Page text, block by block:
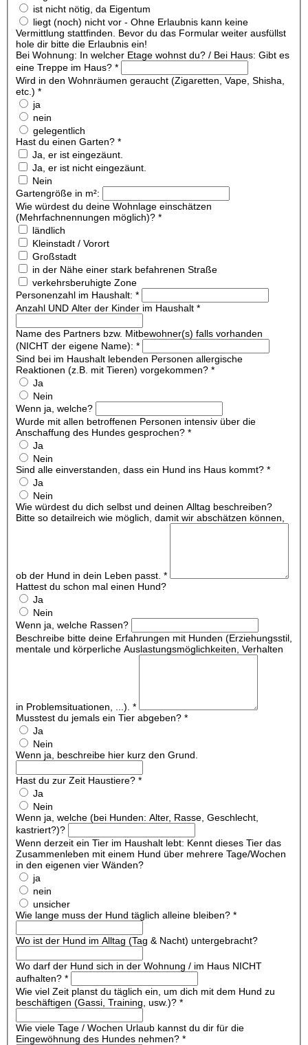
ist nicht nötig, da Eigentum
liegt (noch) nicht vor - Ohne Erlaubnis kann keine
Vermittlung stattfinden. Bevor du das Formular weiter ausfüllst
hole dir bitte die Erlaubnis ein!
Bei Wohnung: In welcher Etage wohnst du? / Bei Haus: Gibt es
eine Treppe im Haus? *
Wird in den Wohnräumen geraucht (Zigaretten, Vape, Shisha,
etc.) *
ja
nein
gelegentlich
Hast du einen Garten? *
Ja, er ist eingezäunt.
Ja, er ist nicht eingezäunt.
Nein
Gartengröße in m²:
Wie würdest du deine Wohnlage einschätzen
(Mehrfachnennungen möglich)? *
ländlich
Kleinstadt / Vorort
Großstadt
in der Nähe einer stark befahrenen Straße
verkehrsberuhigte Zone
Personenzahl im Haushalt: *
Anzahl UND Alter der Kinder im Haushalt *
Name des Partners bzw. Mitbewohner(s) falls vorhanden
(NICHT der eigene Name): *
Sind bei im Haushalt lebenden Personen allergische
Reaktionen (z.B. mit Tieren) vorgekommen? *
Ja
Nein
Wenn ja, welche?
Wurde mit allen betroffenen Personen intensiv über die
Anschaffung des Hundes gesprochen? *
Ja
Nein
Sind alle einverstanden, dass ein Hund ins Haus kommt? *
Ja
Nein
Wie würdest du dich selbst und deinen Alltag beschreiben?
Bitte so detailreich wie möglich, damit wir abschätzen können,
ob der Hund in dein Leben passt. *
Hattest du schon mal einen Hund?
Ja
Nein
Wenn ja, welche Rassen?
Beschreibe bitte deine Erfahrungen mit Hunden (Erziehungsstil,
mentale und körperliche Auslastungsmöglichkeiten, Verhalten
in Problemsituationen, ...). *
Musstest du jemals ein Tier abgeben? *
Ja
Nein
Wenn ja, beschreibe hier kurz den Grund.
Hast du zur Zeit Haustiere? *
Ja
Nein
Wenn ja, welche (bei Hunden: Alter, Rasse, Geschlecht,
kastriert?)?
Wenn derzeit ein Tier im Haushalt lebt: Kennt dieses Tier das
Zusammenleben mit einem Hund über mehrere Tage/Wochen
in den eigenen vier Wänden?
ja
nein
unsicher
Wie lange muss der Hund täglich alleine bleiben? *
Wo ist der Hund im Alltag (Tag & Nacht) untergebracht?
Wo darf der Hund sich in der Wohnung / im Haus NICHT
aufhalten? *
Wie viel Zeit planst du täglich ein, um dich mit dem Hund zu
beschäftigen (Gassi, Training, usw.)? *
Wie viele Tage / Wochen Urlaub kannst du dir für die
Eingewöhnung des Hundes nehmen? *